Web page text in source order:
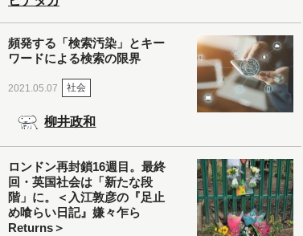
頻発する「検索汚染」とキー
ワードによる検索の限界
2021.05.07 社会
柳井政和
ロンドン再封鎖16週目。最終
回・英国社会は「新たな段
階」に。＜入江敦彦の『足止
め喰らい日記』嫌々乍ら
Returns＞